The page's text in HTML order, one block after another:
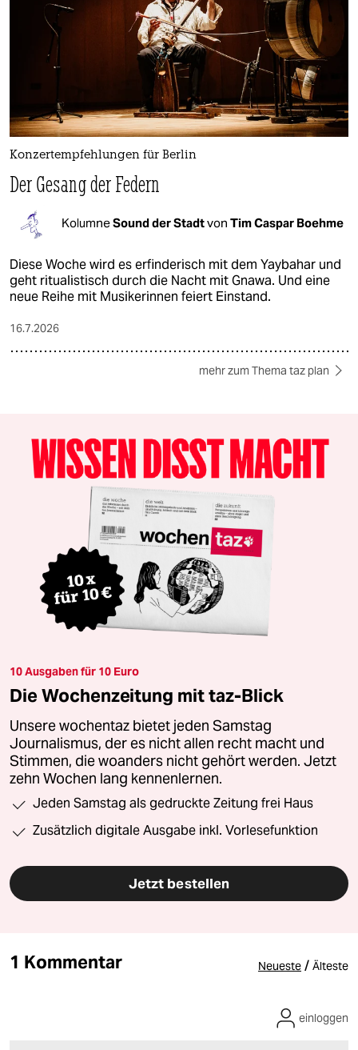
Konzertempfehlungen für Berlin
Der Gesang der Federn
KolumneSound der Stadtvon Tim Caspar Boehme
Diese Woche wird es erfinderisch mit dem Yaybahar und
geht ritualistisch durch die Nacht mit Gnawa. Und eine
neue Reihe mit Musikerinnen feiert Einstand.
16.7.2026
mehr zum Thema taz plan
10 Ausgaben für 10 Euro
Die Wochenzeitung mit taz-Blick
Unsere wochentaz bietet jeden Samstag
Journalismus, der es nicht allen recht macht und
Stimmen, die woanders nicht gehört werden. Jetzt
zehn Wochen lang kennenlernen.
Jeden Samstag als gedruckte Zeitung frei Haus
Zusätzlich digitale Ausgabe inkl. Vorlesefunktion
Jetzt bestellen
1 Kommentar Neueste / Älteste
einloggen